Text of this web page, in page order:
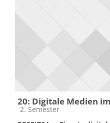
20: Digitale Medien
Kursbereich
2. Semester